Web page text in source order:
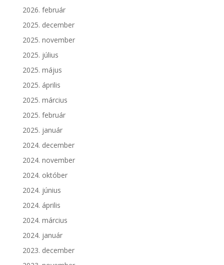
2026. február
2025. december
2025. november
2025. július
2025. május
2025. április
2025. március
2025. február
2025. január
2024. december
2024. november
2024. október
2024. június
2024. április
2024. március
2024. január
2023. december